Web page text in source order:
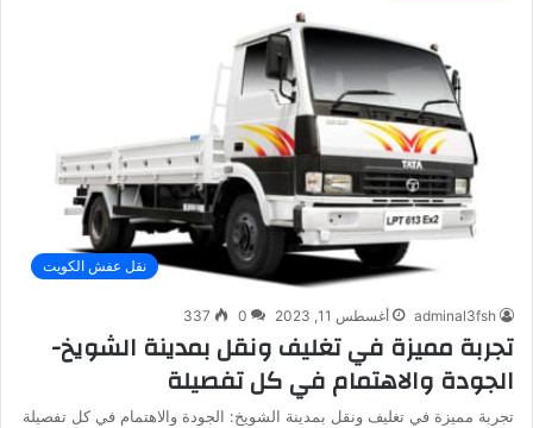
نقل عفش الكويت
adminal3fsh أغسطس 11, 2023 0
337
تجربة مميزة في تغليف ونقل بمدينة الشويخ-
الجودة والاهتمام في كل تفصيلة
تجربة مميزة في تغليف ونقل بمدينة الشويخ: الجودة والاهتمام في كل تفصيلة